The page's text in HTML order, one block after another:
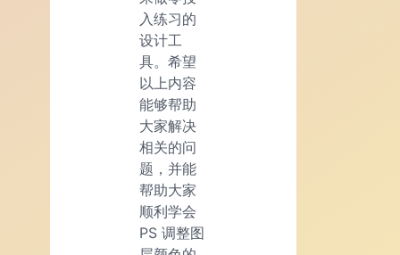
入练习的
设计工
具。希望
以上内容
能够帮助
大家解决
相关的问
题，并能
帮助大家
顺利学会
PS 调整图